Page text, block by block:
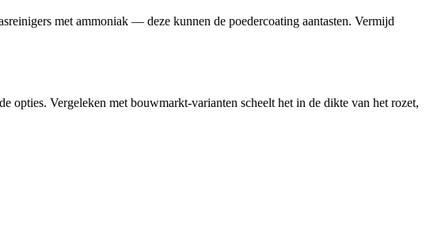
met ammoniak — deze kunnen de poedercoating aantasten. Vermijd
Vergeleken met bouwmarkt-varianten scheelt het in de dikte van het rozet,